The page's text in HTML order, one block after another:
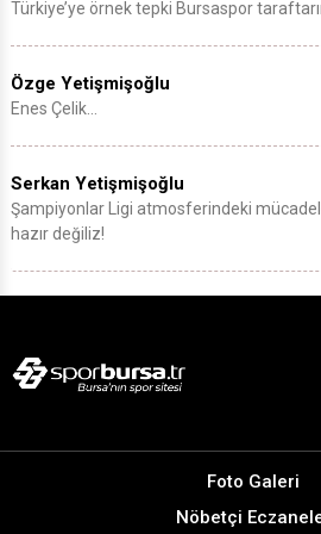
Türkiye’ye örnek tepki Bursaspor
Özge Yetişmişoğlu
Enes Çelik…
Serkan Yetişmişoğlu
Şampiyonlar Ligi atmosferindeki
hazır değiliz!
Foto Galeri
Nöbetçi